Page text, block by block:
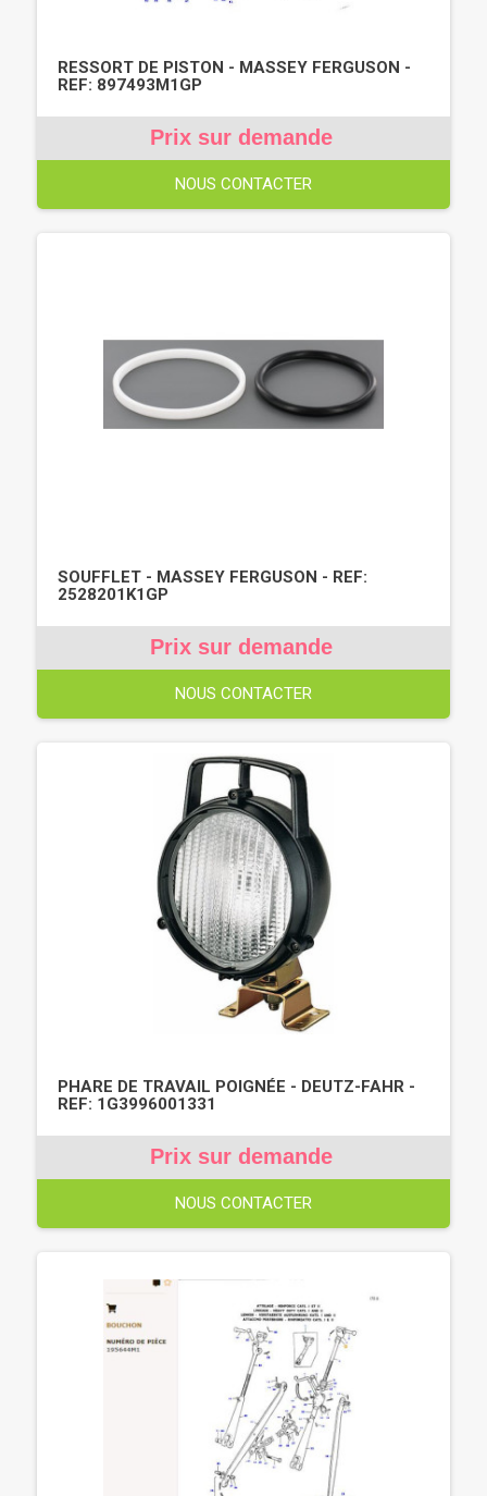
RESSORT DE PISTON - MASSEY FERGUSON -
REF: 897493M1GP
Prix sur demande
NOUS CONTACTER
SOUFFLET - MASSEY FERGUSON - REF:
2528201K1GP
Prix sur demande
NOUS CONTACTER
PHARE DE TRAVAIL POIGNÉE - DEUTZ-FAHR -
REF: 1G3996001331
Prix sur demande
NOUS CONTACTER